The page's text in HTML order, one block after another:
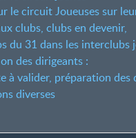
le circuit Joueuses sur
clubs, clubs en devenir,
du 31 dans les interclubs
des dirigeants :
à valider, préparation
diverses